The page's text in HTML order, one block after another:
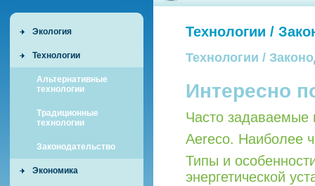
Экология
Технологии
Альтернативные
технологии
Традиционные
технологии
Законодательство
Экономика
Технологии /
Технологии /
Интересно
Часто задаваемые
Aereco. Наиболее
Типы и
энергетической